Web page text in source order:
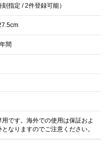
指定 / 2件登録可能）
間
です。海外での使用は保証およ
なりますのでご注意ください。